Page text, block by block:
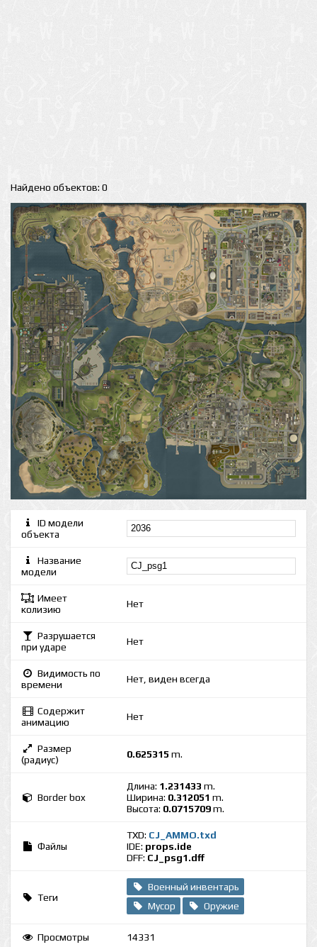
Найдено объектов: 0
ID модели
объекта
Название
модели
Имеет
колизию
Нет
Разрушается
при ударе
Нет
Видимость по
времени
Нет, виден всегда
Содержит
анимацию
Нет
Размер
(радиус)
0.625315 m.
Border box
Длина: 1.231433 m.
Ширина: 0.312051 m.
Высота: 0.0715709m.
Файлы
TXD: CJ_AMMO.txd
IDE: props.ide
DFF: CJ_psg1.dff
Теги
Военный инвентарь
Мусор
Оружие
Просмотры 14331